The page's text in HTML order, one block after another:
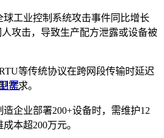
星
球工业控制系统攻击事件同比增长
攻击，导致生产配方泄露或设备被
等传统协议在跨网段传输时延迟
需求。
企业部署200+设备时，需维护12
本超200万元。